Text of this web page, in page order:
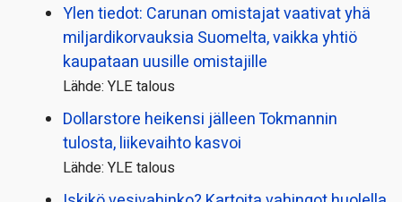
Ylen tiedot: Carunan omistajat vaativat yhä
miljardi­korvauksia Suomelta, vaikka yhtiö
kaupataan uusille omistajille
Lähde: YLE talous
Dollarstore heikensi jälleen Tokmannin
tulosta, liikevaihto kasvoi
Lähde: YLE talous